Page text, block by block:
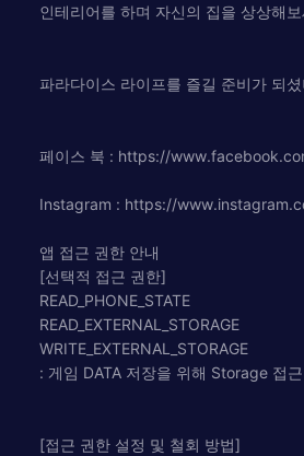
인테리어를 하며 자신의 집을 상상해
파라다이스 라이프를 즐길 준비가 되
페이스 북 : https://
Instagram : https://
앱 접근 권한 안내
[선택적 접근 권한]
READ_PHONE_STATE
READ_EXTERNAL_STORAGE
WRITE_EXTERNAL_STORAGE
: 게임 DATA 저장을 위해 Storage 접
[접근 권한 설정 및 철회 방법]